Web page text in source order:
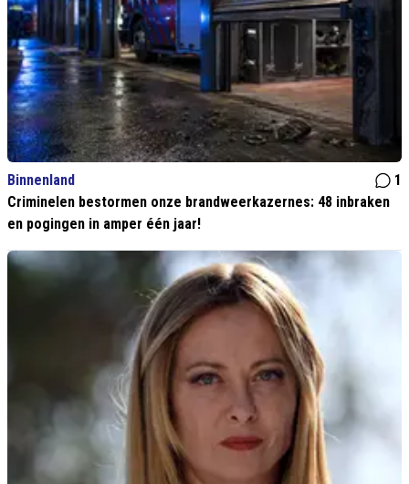
Binnenland
1
Criminelen bestormen onze brandweerkazernes: 48 inbraken
en pogingen in amper één jaar!